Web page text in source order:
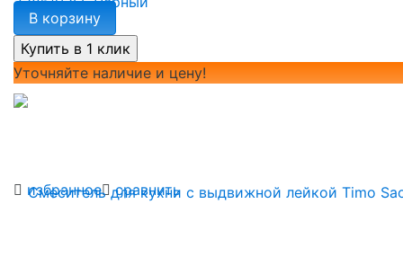
избранное сравнить
В корзину
Уточняйте наличие и цену!